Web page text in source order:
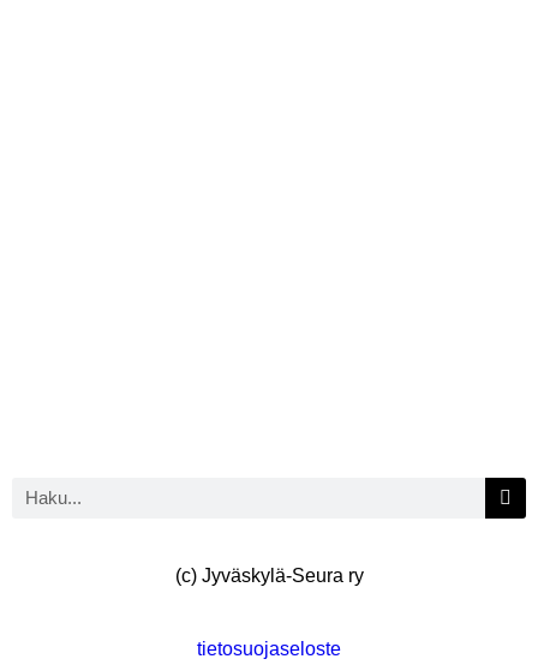
(c) Jyväskylä-Seura ry
tietosuojaseloste